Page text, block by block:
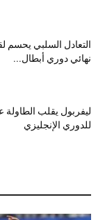
التعادل السلبي يحسم
نهائي دوري أبطال...
ليفربول يقلب
للدوري الإنجليزي